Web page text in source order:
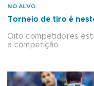
NO ALVO
Torneio de tiro é
Oito competidores
a competição